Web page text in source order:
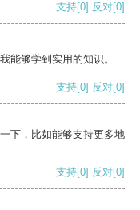
支持[0] 反对[0]
能够学到实用的知识。
支持[0] 反对[0]
下，比如能够支持更多地
支持[0] 反对[0]